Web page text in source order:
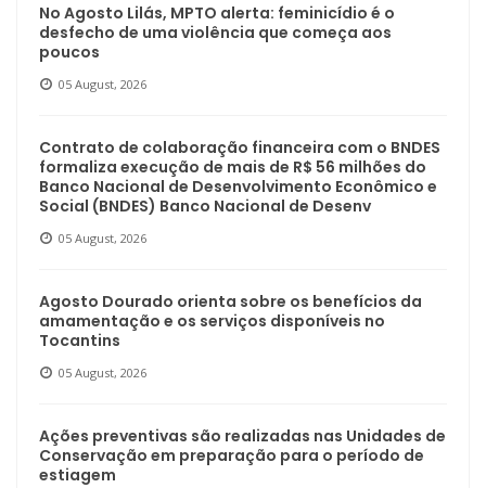
No Agosto Lilás, MPTO alerta: feminicídio é o
desfecho de uma violência que começa aos
poucos
05 August, 2026
Contrato de colaboração financeira com o BNDES
formaliza execução de mais de R$ 56 milhões do
Banco Nacional de Desenvolvimento Econômico e
Social (BNDES) Banco Nacional de Desenv
05 August, 2026
Agosto Dourado orienta sobre os benefícios da
amamentação e os serviços disponíveis no
Tocantins
05 August, 2026
Ações preventivas são realizadas nas Unidades de
Conservação em preparação para o período de
estiagem